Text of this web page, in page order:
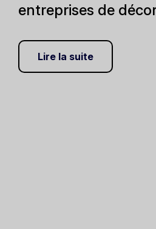
entreprises de
Lire la suite